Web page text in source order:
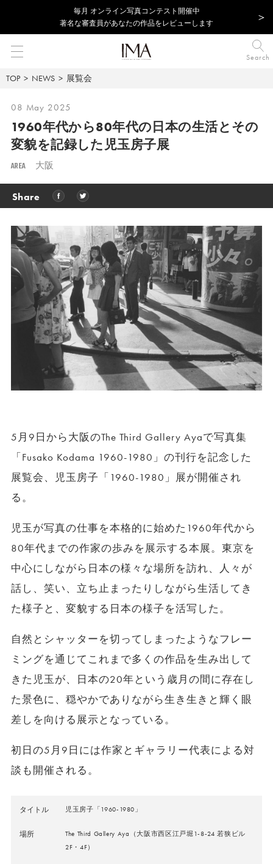
毎⽉ オンライン写真コンテスト開催中
著名な審査員があなたの作品をレビューします
Search
TOP NEWS 展覧会
08 May 2025
1960年代から80年代の日本の生活とその
変貌を記録した児玉房子展
AREA 大阪
Share
5月9日から大阪のThe Third Gallery Ayaで写真集
「Fusako Kodama 1960-1980」の刊行を記念した
展覧会、児玉房子「1960-1980」 展が開催され
る。
児玉が写真の仕事を本格的に始めた1960年代から
80年代までの作家の歩みを展示する本展。東京を
中心にしながら日本の様々な場所を訪れ、人々が
話し、笑い、立ち止まったりしながら生活してき
た様子と、 変貌する日本の様子を活写した。
自然とシャッターを切ってしまったようなフレー
ミングを通じてこれまで多くの作品を生み出して
きた児玉が、日本の20年という歳月の間に存在し
た景色に、穏やかでありながら生き生きと輝く眼
差しを向ける展示となっている。
初日の5月9日には作家とギャラリー代表による対
談も開催される。
タイトル 児玉房子「1960-1980」
場所
The Third Gallery Aya（大阪市西区江戸堀1-8-24 若狭ビル
2F・4F）